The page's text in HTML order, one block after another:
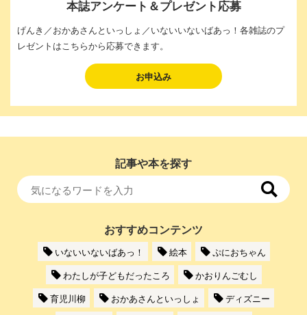
本誌アンケート＆プレゼント応募
げんき／おかあさんといっしょ／いないいないばあっ！各雑誌のプ
レゼントはこちらから応募できます。
お申込み
記事や本を探す
おすすめコンテンツ
いないいないばあっ！ 絵本
ぷにおちゃん
わたしが子どもだったころ
かおりんごむし
育児川柳
おかあさんといっしょ
ディズニー